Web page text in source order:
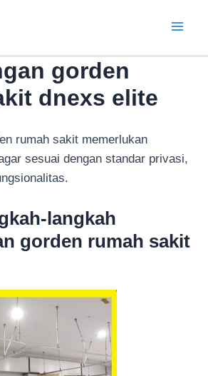
gorden
dnexs elite
rumah sakit memerlukan
sesuai dengan standar privasi,
langkah
gorden rumah sakit